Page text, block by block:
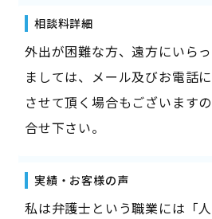
相談料詳細
外出が困難な方、遠方にいら
ましては、メール及びお電話
させて頂く場合もございます
合せ下さい。
実績・お客様の声
私は弁護士という職業には「